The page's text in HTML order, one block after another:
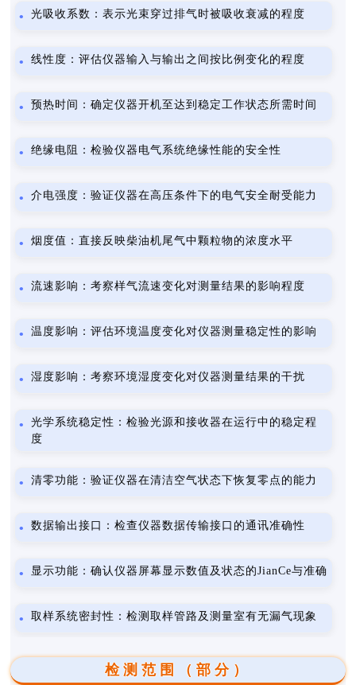
光吸收系数：表示光束穿过排气时被吸收衰减的程度
线性度：评估仪器输入与输出之间按比例变化的程度
预热时间：确定仪器开机至达到稳定工作状态所需时间
绝缘电阻：检验仪器电气系统绝缘性能的安全性
介电强度：验证仪器在高压条件下的电气安全耐受能力
烟度值：直接反映柴油机尾气中颗粒物的浓度水平
流速影响：考察样气流速变化对测量结果的影响程度
温度影响：评估环境温度变化对仪器测量稳定性的影响
湿度影响：考察环境湿度变化对仪器测量结果的干扰
光学系统稳定性：检验光源和接收器在运行中的稳定程
度
清零功能：验证仪器在清洁空气状态下恢复零点的能力
数据输出接口：检查仪器数据传输接口的通讯准确性
显示功能：确认仪器屏幕显示数值及状态的JianCe与准确
取样系统密封性：检测取样管路及测量室有无漏气现象
检测范围（部分）